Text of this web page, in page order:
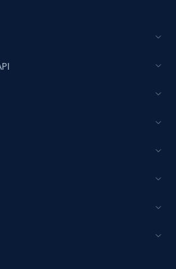
global dataset - Collect
Brand, Description, Initial
global dataset - Collect
URLs
Reviews count, and